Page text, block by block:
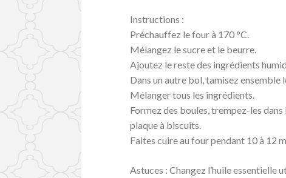
Instructions :
Préchauffez le four à 170 °C.
Mélangez le sucre et le beurre.
Ajoutez le reste des ingrédients
Dans un autre bol, tamisez ensemble
Mélanger tous les ingrédients.
Formez des boules, trempez-les
plaque à biscuits.
Faites cuire au four pendant 10 à 12
Astuces : Changez l’huile essentielle